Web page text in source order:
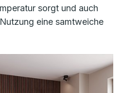
sorgt und auch
eine samtweiche